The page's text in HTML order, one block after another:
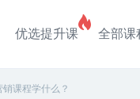
优选提升课 全部课
课程学什么？